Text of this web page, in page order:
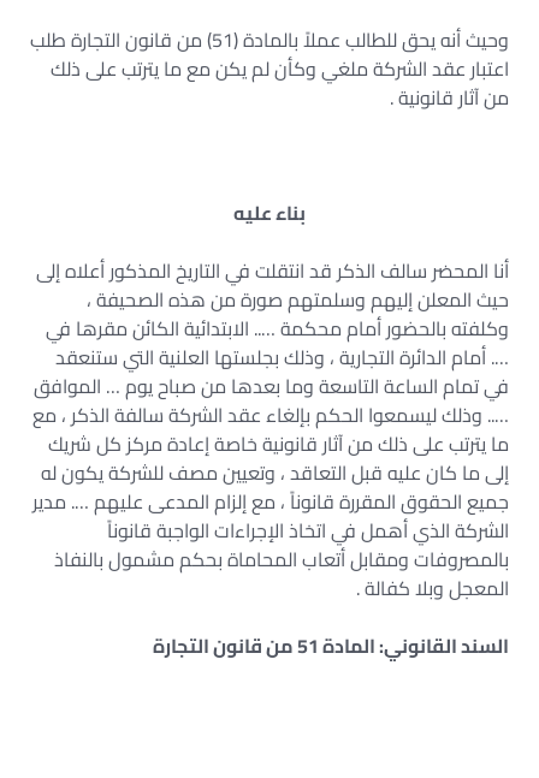
وحيث أنه يحق للطالب عملاً بالمادة (51) من قانون التجارة طلب
اعتبار عقد الشركة ملغي وكأن لم يكن مع ما يترتب على ذلك
من آثار قانونية .
بناء عليه
أنا المحضر سالف الذكر قد انتقلت في التاريخ المذكور أعلاه إلى
حيث المعلن إليهم وسلمتهم صورة من هذه الصحيفة ،
وكلفته بالحضور أمام محكمة ….. الابتدائية الكائن مقرها في
…. أمام الدائرة التجارية ، وذلك بجلستها العلنية التي ستنعقد
في تمام الساعة التاسعة وما بعدها من صباح يوم … الموافق
….. وذلك ليسمعوا الحكم بإلغاء عقد الشركة سالفة الذكر ، مع
ما يترتب على ذلك من آثار قانونية خاصة إعادة مركز كل شريك
إلى ما كان عليه قبل التعاقد ، وتعيين مصف للشركة يكون له
جميع الحقوق المقررة قانوناً ، مع إلزام المدعى عليهم …. مدير
الشركة الذي أهمل في اتخاذ الإجراءات الواجبة قانوناً
بالمصروفات ومقابل أتعاب المحاماة بحكم مشمول بالنفاذ
المعجل وبلا كفالة .
السند القانوني: المادة 51 من قانون التجارة